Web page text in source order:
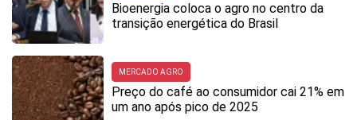
Bioenergia coloca o agro no centro da
transição energética do Brasil
MERCADO AGRO
Preço do café ao consumidor cai 21% em
um ano após pico de 2025